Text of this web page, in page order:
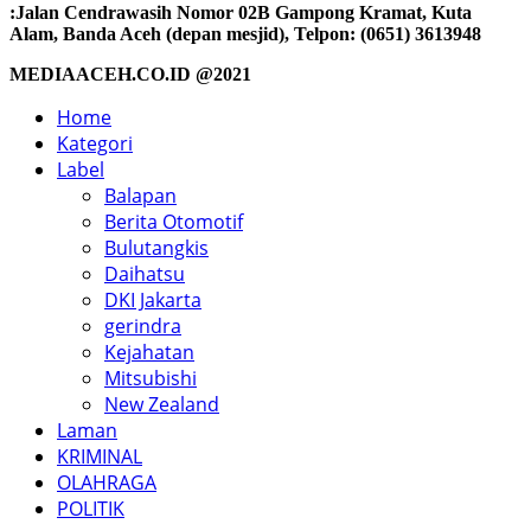
:Jalan Cendrawasih Nomor 02B Gampong Kramat, Kuta
Alam, Banda Aceh (depan mesjid), Telpon: (0651) 3613948
MEDIAACEH.CO.ID @2021
Home
Kategori
Label
Balapan
Berita Otomotif
Bulutangkis
Daihatsu
DKI Jakarta
gerindra
Kejahatan
Mitsubishi
New Zealand
Laman
KRIMINAL
OLAHRAGA
POLITIK